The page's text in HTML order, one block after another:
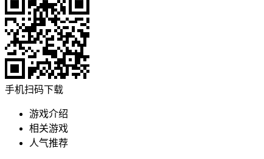
手机扫码下载
游戏介绍
相关游戏
人气推荐